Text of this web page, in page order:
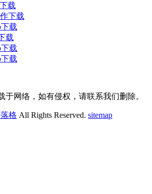
载
下载
载
载
载
载
于网络，如有侵权，请联系我们删除。
落格 All Rights Reserved. sitemap